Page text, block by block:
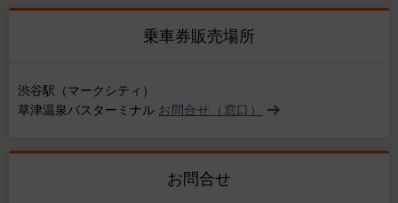
乗車券販売場所
渋谷駅（マークシティ）
草津温泉バスターミナル お問合せ（窓口）
お問合せ